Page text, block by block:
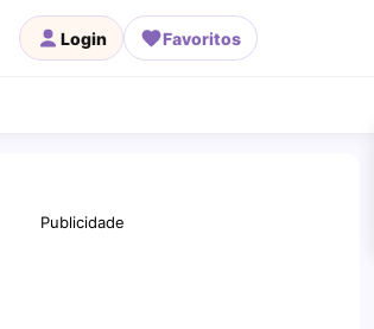
Login Favoritos
Publicidade